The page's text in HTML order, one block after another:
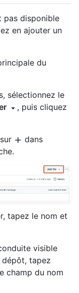
pas disponible
en ajouter un
du
sélectionnez le
, puis cliquez
dans
tapez le nom et
visible
tapez
champ du nom